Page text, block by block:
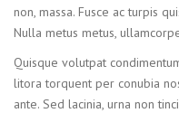
non, massa. Fusce ac turpis
Nulla metus metus,
Quisque volutpat
litora torquent per conubia
ante. Sed lacinia, urna non